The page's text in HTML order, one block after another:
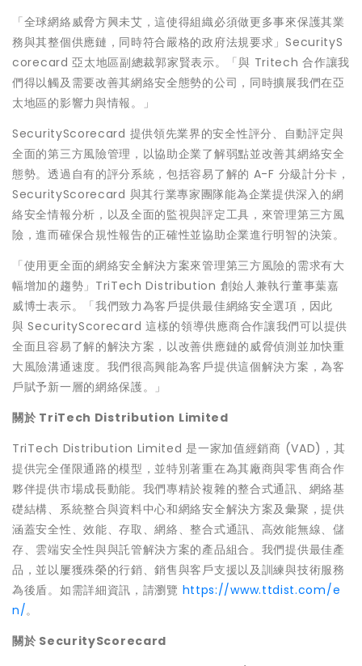
「全球網絡威脅方興未艾，這使得組織必須做更多事來保護其業
務與其整個供應鏈，同時符合嚴格的政府法規要求」SecurityS
corecard 亞太地區副總裁郭家賢表示。「與 Tritech 合作讓我
們得以觸及需要改善其網絡安全態勢的公司，同時擴展我們在亞
太地區的影響力與情報。
」
SecurityScorecard 提供領先業界的安全性評分、自動評定與
全面的第三方風險管理，以協助企業了解弱點並改善其網絡安全
態勢。透過自有的評分系統，包括容易了解的 A-F 分級計分卡，
SecurityScorecard 與其行業專家團隊能為企業提供深入的網
絡安全情報分析，以及全面的監視與評定工具，來管理第三方風
險，進而確保合規性報告的正確性並協助企業進行明智的決策。
「使用更全面的網絡安全解決方案來管理第三方風險的需求有大
幅增加的趨勢」TriTech Distribution 創始人兼執行董事葉嘉
威博士表示。「我們致力為客戶提供最佳網絡安全選項，因此
與 SecurityScorecard 這樣的領導供應商合作讓我們可以提供
全面且容易了解的解決方案，以改善供應鏈的威脅偵測並加快重
大風險溝通速度。我們很高興能為客戶提供這個解決方案，為客
戶賦予新一層的網絡保護。」
關於 TriTech Distribution Limited
TriTech Distribution Limited 是一家加值經銷商 (VAD)，其
提供完全僅限通路的模型，並特別著重在為其廠商與零售商合作
夥伴提供市場成長動能。我們專精於複雜的整合式通訊、網絡基
礎結構、系統整合與資料中心和網絡安全解決方案及彙聚，提供
涵蓋安全性、效能、存取、網絡、整合式通訊、高效能無線、儲
存、雲端安全性與與託管解決方案的產品組合。我們提供最佳產
品，並以屢獲殊榮的行銷、銷售與客戶支援以及訓練與技術服務
為後盾。如需詳細資訊，請瀏覽 https://www.ttdist.com/e
n/。
關於 SecurityScorecard